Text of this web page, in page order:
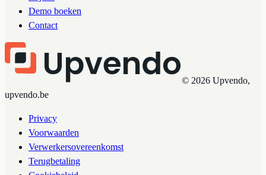
Demo boeken
Contact
© 2026 Upvendo,
upvendo.be
Privacy
Voorwaarden
Verwerkersovereenkomst
Terugbetaling